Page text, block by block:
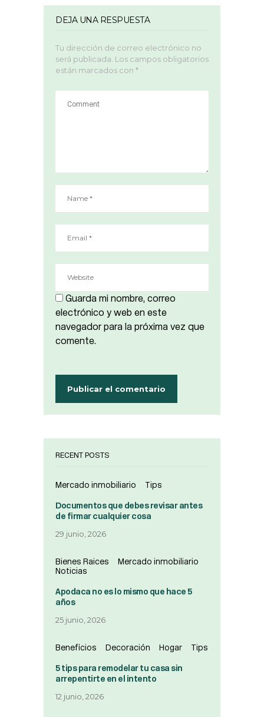
DEJA UNA RESPUESTA
Tu dirección de correo electrónico no
será publicada. Los campos obligatorios
están marcados con *
Guarda mi nombre, correo
electrónico y web en este
navegador para la próxima vez que
comente.
RECENT POSTS
Mercado inmobiliario Tips
Documentos que debes revisar antes
de firmar cualquier cosa
29 junio, 2026
Bienes Raices
Mercado inmobiliario
Noticias
Apodaca no es lo mismo que hace 5
años
25 junio, 2026
Beneficios Decoración Hogar Tips
5 tips para remodelar tu casa sin
arrepentirte en el intento
12 junio, 2026